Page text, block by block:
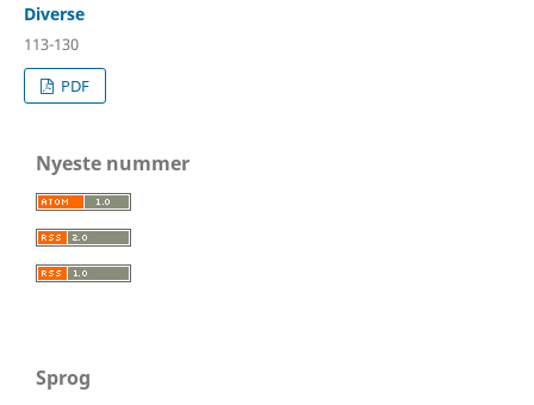
Diverse
113-130
PDF
Nyeste nummer
Sprog